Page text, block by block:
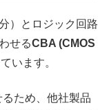
）とロジック回路
せるCBA (CMOS
います。
ため、他社製品